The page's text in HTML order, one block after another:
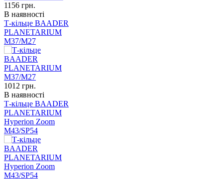
1156 грн.
В наявності
Т-кільце BAADER
PLANETARIUM
М37/М27
1012 грн.
В наявності
Т-кільце BAADER
PLANETARIUM
Hyperion Zoom
M43/SP54